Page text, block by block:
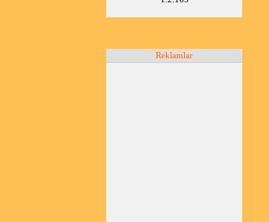
Reklamlar